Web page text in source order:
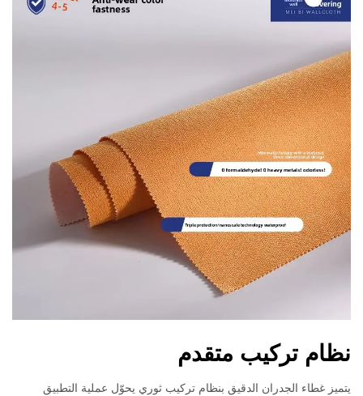
نظام تركيب متقدم
يتميز غطاء الجدران الدقيق بنظام تركيب ثوري يحوّل عملية التطبيق